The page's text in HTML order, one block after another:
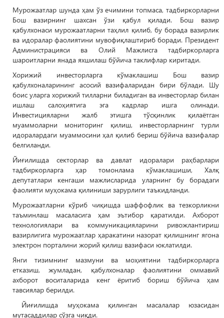
Мурожаатлар шунда ҳам ўз ечимини топмаса, тадбиркорларни
Бош вазирнинг шахсан ўзи қабул қилади. Бош вазир
қабулхонаси мурожаатларни таҳлил қилиб, бу борада вазирлик
ва идоралар фаолиятини мувофиқлаштириб боради. Президент
Администрацияси ва Олий Мажлисга тадбиркорларга
шароитларни янада яхшилаш бўйича таклифлар киритади.
Хорижий инвесторларга кўмаклашиш Бош вазир
қабулхоналарининг асосий вазифаларидан бири бўлади. Шу
боис уларга хорижий тилларни биладиган ва инвесторлар билан
ишлаш салоҳиятига эга кадрлар ишга олинади.
Инвестицияларни жалб этишга тўсқинлик қилаётган
муаммоларни мониторинг қилиш, инвесторларнинг турли
идоралардаги муаммосини ҳал қилиб бериш бўйича вазифалар
белгиланди.
Йиғилишда секторлар ва давлат идоралари раҳбарлари
тадбиркорларга ҳар томонлама кўмаклашиши, Халқ
депутатлари кенгаши мажлисларида уларнинг бу борадаги
фаолияти муҳокама қилиниши зарурлиги таъкидланди.
Мурожаатларни кўриб чиқишда шаффофлик ва тезкорликни
таъминлаш масаласига ҳам эътибор қаратилди. Ахборот
технологиялари ва коммуникацияларини ривожлантириш
вазирлигига мурожаатлар ҳаракатини назорат қилишнинг ягона
электрон порталини жорий қилиш вазифаси юклатилди.
Янги тизимнинг мазмуни ва моҳиятини тадбиркорларга
етказиш, жумладан, қабулхоналар фаолиятини оммавий
ахборот воситаларида кенг ёритиб бориш бўйича ҳам
тавсиялар берилди.
Йиғилишда муҳокама қилинган масалалар юзасидан
мутасаддилар сўзга чиқди.